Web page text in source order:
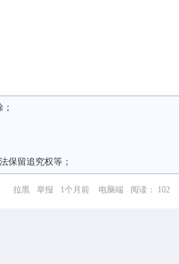
保留追究权等；
拉黑 举报 1个月前 电脑端 阅读： 102